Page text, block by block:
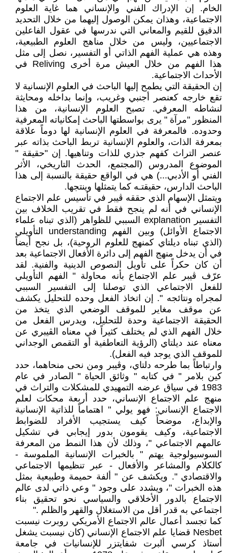
الخام. إن الإدراك الفني والإنساني هما غاية العلوم
الاجتماعية، وهذان يمكن الوصول إليهما من خلال التحديد
الدقيق للقيم والمعاني التي ندرسها في عقول الفاعلين
الاجتماعيين، وليس من خلال مناهج العلوم الطبيعية،
وهذه هي عملية الفهم الذاتي أو التفسير، نصل إلى مثل
هذا الفهم من خلال العيش مرة أخرى Reliving في
الأحداث الاجتماعية.
إن الحقيقة التي يطمح إليها الباحث في العلوم الإنسانية لا
تقع خارجه كعنصر أجنبي وغريب، وإنما بداخله ومحايثة
لنشاطه المعرفي. تصبح العلوم الإنسانية، من هذا
المنظور "مرآة " يرى بواسطتها الباحث إمكانياته المعرفية
وحدوده. فالمعرفة في العلوم الإنسانية لها دوماً علاقة
بمعرفة الذات، والعلوم الإنسانية تربط الباحث بذاته عبر
عنصر التراث كفهم جذري للذات وتناهيها. إن "حقيقة "
الموضوع المدروس (المجتمع، الحدث التاريخي، الأثر
الفني أو الأدبي...) هي في الواقع حقيقة بالنسبة إلى هذا
الباحث الدارس، حقيقتـه كما يتمثلها وينتجها.
ويتمثل الإسهام الذي حققه ڨيبر في تأسيس علم الاجتماع
الإنساني في أنه لم ينجح فقط في تقريب الخلاف بين
التفسير explanation السببي للظواهر (الذي تبناه علماء
الاجتماع الأوائل) وبين الفهم understanding التأويلي
(الذي تبناه ديلتاي كمنهج للعلوم الروحية)، بل نجح أيضاً
في أن يدخل منهج الفهم إلى دائرة الأفعال الاجتماعية بعد
أن كان حكراً على تأويل النصوص الدينية والفنية. لقد
عرّف ڨيبر علم الاجتماع بأنه محاولة " الفهم التأويلي
للفعل الاجتماعي الذي توصلنا إلى التفسير السببي
لمجراه ونتائجه ". إن اتخاذ الفعل وحده للتحليل يكشف
عن موقف مغاير للموقف الوضعي الذي يتخذ من
الحقيقة الاجتماعية وحدة للتحليل، ويدرس الفعل من
خلال الفهم الذي لم يختلف كثيراً في معناه الڨيبري عن
معناه عند ديلتاي (الرؤية التعاطفية أو التقمص الوجداني
للموقف الذي يوجد فيه الفعل).
وارتباطاً بما طرحه دلتاي، وڨيبر ومن نحى منحاهما، حدد
كين بلامر " في كتابه " وثائق الحياة " الصادر في عام
1983 في سياق عرضه التمهيدي للمشكلات والتراث في
منهج علم الاجتماع الإنساني، حدد أربعة محكات لعلم
الاجتماع الإنساني: فهو يولي " اهتماماً للذاتية الإنسانية
والإبداع، موضحاً كيف يستجيب الأفراد للضوابط
الاجتماعية، وكيف يقومون بدور إيجابي في تشكيل
عالمهم الاجتماعي "، وذلك لأن هذا النمط من المعرفة
السوسيولوجية يهتم " بالخبرات الإنسانية الملموسة -
كالكلام والمشاعر والأفعال - عبر تنظيمها الاجتماعي
والاقتصادي ". ويكشف عن " ألفة حميمة وطبيعية بمثل
هذه الخبرات "، ويشدد على وجود " وعي ذاتي لدى عالم
الاجتماع بالدور الأخلاقي والسياسي نحو تحقيق بناء
اجتماعي به قدر أقل من الاستغلال والقهر والظلم ."
كما تجسد أعمال عالم الاجتماع الأمريكي روبرت نيسبت
Nesbet قضايا علم الاجتماع الإنساني (كان نيسبت يشغل
أستاذ كرسي ألبرت شفايتزر للإنسانيات في جامعة